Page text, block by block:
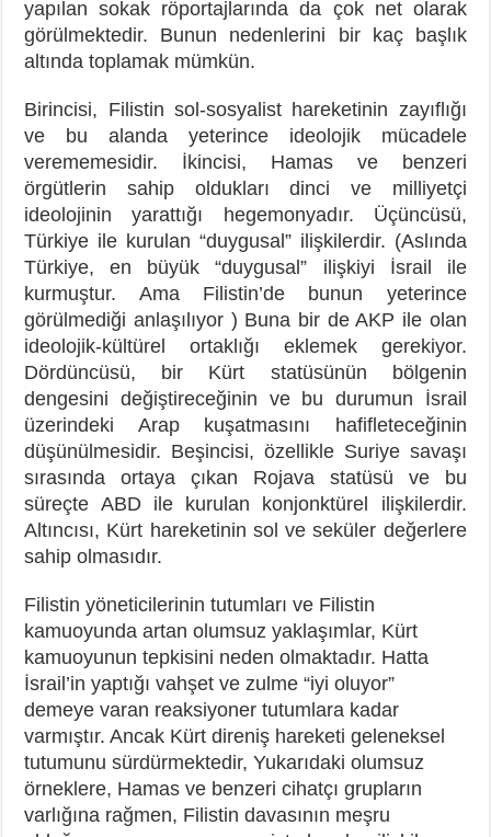
yapılan sokak röportajlarında da çok net olarak
görülmektedir. Bunun nedenlerini bir kaç başlık
altında toplamak mümkün.
Birincisi, Filistin sol-sosyalist hareketinin zayıflığı
ve bu alanda yeterince ideolojik mücadele
verememesidir. İkincisi, Hamas ve benzeri
örgütlerin sahip oldukları dinci ve milliyetçi
ideolojinin yarattığı hegemonyadır. Üçüncüsü,
Türkiye ile kurulan “duygusal” ilişkilerdir. (Aslında
Türkiye, en büyük “duygusal” ilişkiyi İsrail ile
kurmuştur. Ama Filistin’de bunun yeterince
görülmediği anlaşılıyor ) Buna bir de AKP ile olan
ideolojik-kültürel ortaklığı eklemek gerekiyor.
Dördüncüsü, bir Kürt statüsünün bölgenin
dengesini değiştireceğinin ve bu durumun İsrail
üzerindeki Arap kuşatmasını hafifleteceğinin
düşünülmesidir. Beşincisi, özellikle Suriye savaşı
sırasında ortaya çıkan Rojava statüsü ve bu
süreçte ABD ile kurulan konjonktürel ilişkilerdir.
Altıncısı, Kürt hareketinin sol ve seküler değerlere
sahip olmasıdır.
Filistin yöneticilerinin tutumları ve Filistin
kamuoyunda artan olumsuz yaklaşımlar, Kürt
kamuoyunun tepkisini neden olmaktadır. Hatta
İsrail’in yaptığı vahşet ve zulme “iyi oluyor”
demeye varan reaksiyoner tutumlara kadar
varmıştır. Ancak Kürt direniş hareketi geleneksel
tutumunu sürdürmektedir, Yukarıdaki olumsuz
örneklere, Hamas ve benzeri cihatçı grupların
varlığına rağmen, Filistin davasının meşru